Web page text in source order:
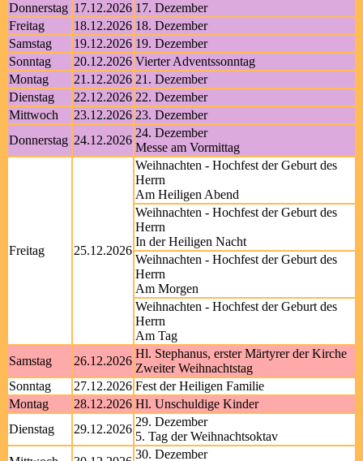
Donnerstag 17.12.2026 17. Dezember
Freitag
18.12.2026 18. Dezember
Samstag
19.12.2026 19. Dezember
Sonntag
20.12.2026 Vierter Adventssonntag
Montag
21.12.2026 21. Dezember
Dienstag
22.12.2026 22. Dezember
Mittwoch
23.12.2026 23. Dezember
Donnerstag 24.12.2026
24. Dezember
Messe am Vormittag
Freitag 25.12.2026
Weihnachten - Hochfest der Geburt des
Herrn
Am Heiligen Abend
Weihnachten - Hochfest der Geburt des
Herrn
In der Heiligen Nacht
Weihnachten - Hochfest der Geburt des
Herrn
Am Morgen
Weihnachten - Hochfest der Geburt des
Herrn
Am Tag
Samstag
26.12.2026
Hl. Stephanus, erster Märtyrer der Kirche
Zweiter Weihnachtstag
Sonntag
27.12.2026 Fest der Heiligen Familie
Montag
28.12.2026 Hl. Unschuldige Kinder
Dienstag
29.12.2026
29. Dezember
5. Tag der Weihnachtsoktav
30. Dezember